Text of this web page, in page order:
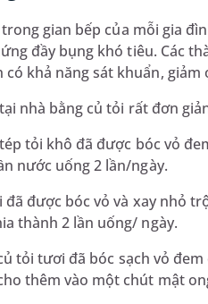
gian bếp của mỗi gia
đầy bụng khó tiêu. Các
khả năng sát khuẩn, giảm
nhà bằng củ tỏi rất đơn
tỏi khô đã được bóc vỏ
nước uống 2 lần/ngày.
đã được bóc vỏ và xay nhỏ
thành 2 lần uống/ ngày.
tỏi tươi đã bóc sạch vỏ
thêm vào một chút mật